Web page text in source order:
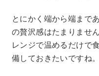
とにかく端から端まで
の贅沢感はたまりません
レンジで温めるだけで
備しておきたいですね。